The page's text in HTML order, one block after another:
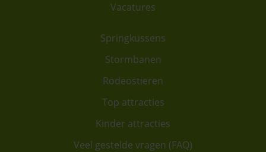
Vacatures
Springkussens
Stormbanen
Rodeostieren
Top attracties
Kinder attracties
Veel gestelde vragen (FAQ)